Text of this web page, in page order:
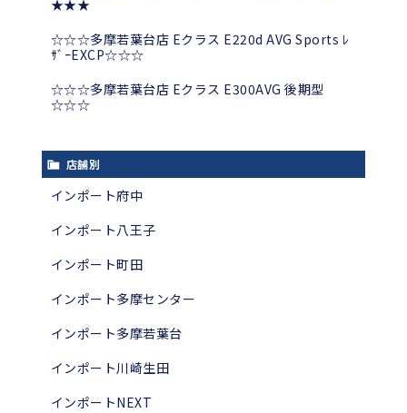
★★★
☆☆☆多摩若葉台店 Eクラス E220d AVG Sports ﾚ
ｻﾞｰEXCP☆☆☆
☆☆☆多摩若葉台店 Eクラス E300AVG 後期型
☆☆☆
店舗別
インポート府中
インポート八王子
インポート町田
インポート多摩センター
インポート多摩若葉台
インポート川崎生田
インポートNEXT